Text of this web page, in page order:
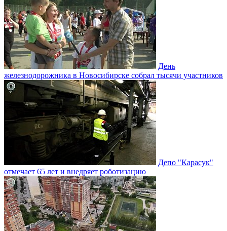
День
железнодорожника в Новосибирске собрал тысячи участников
Депо "Карасук"
отмечает 65 лет и внедряет роботизацию